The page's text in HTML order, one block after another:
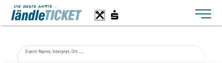
Toggle
Event-Name, Interpret, Ort, ...